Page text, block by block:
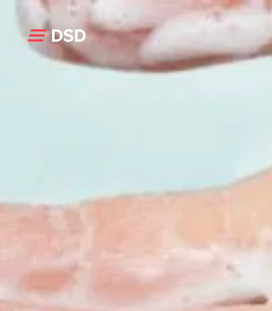
Klikk for å gå tilbake til forsiden